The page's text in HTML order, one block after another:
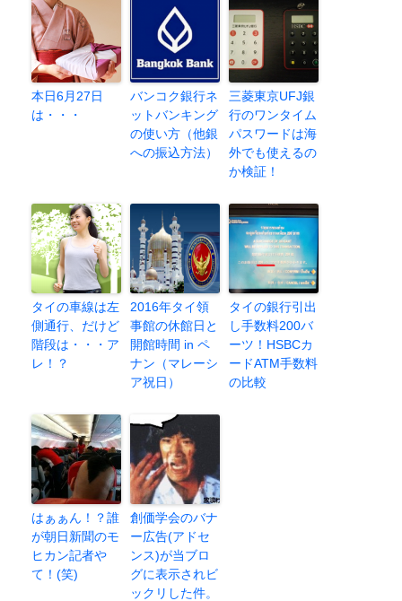
本日6月27日
は・・・
バンコク銀行ネ
ットバンキング
の使い方（他銀
への振込方法）
三菱東京UFJ銀
行のワンタイム
パスワードは海
外でも使えるの
か検証！
タイの車線は左
側通行、だけど
階段は・・・ア
レ！？
2016年タイ領
事館の休館日と
開館時間 in ペ
ナン（マレーシ
ア祝日）
タイの銀行引出
し手数料200バ
ーツ！HSBCカ
ードATM手数料
の比較
はぁぁん！？誰
が朝日新聞のモ
ヒカン記者や
て！(笑)
創価学会のバナ
ー広告(アドセ
ンス)が当ブロ
グに表示されビ
ックリした件。